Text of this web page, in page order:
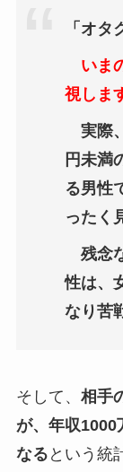
「オタ
いま
視しま
実際
円未満
る男性
ったく
残念
性は、
なり苦
そして、 相手
が、 年収1000
なる という統